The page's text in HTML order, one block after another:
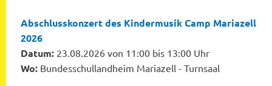
Abschlusskonzert des Kindermusik Camp Mariazell
2026
Datum: 23.08.2026 von 11:00 bis 13:00 Uhr
Wo: Bundesschullandheim Mariazell - Turnsaal